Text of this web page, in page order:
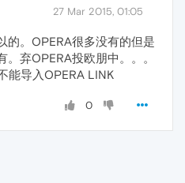
27 Mar 2015, 01:05
的。OPERA很多没有的但是
弃OPERA投欧朋中。。。
能导入OPERA LINK
0